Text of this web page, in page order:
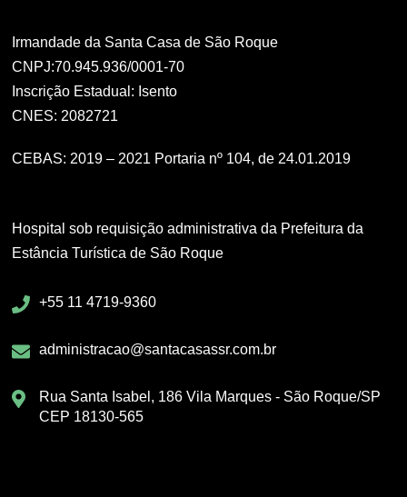
Irmandade da Santa Casa de São Roque
CNPJ:70.945.936/0001-70
Inscrição Estadual: Isento
CNES: 2082721
CEBAS: 2019 – 2021 Portaria nº 104, de 24.01.2019
Hospital sob requisição administrativa da Prefeitura da
Estância Turística de São Roque
+55 11 4719-9360
administracao@santacasassr.com.br
Rua Santa Isabel, 186 Vila Marques - São Roque/SP
CEP 18130-565